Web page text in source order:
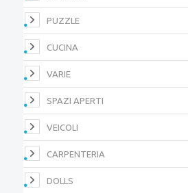
PUZZLE
CUCINA
VARIE
SPAZI APERTI
VEICOLI
CARPENTERIA
DOLLS